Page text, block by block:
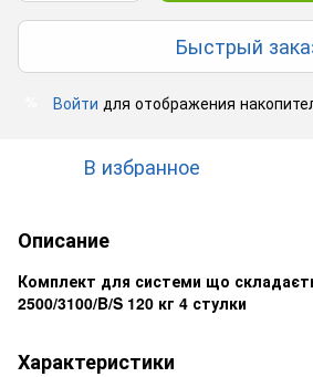
Быстрый
Войти для отображения
В избранное
Описание
Комплект для системи що
2500/3100/B/S 120 кг 4 стулки
Характеристики